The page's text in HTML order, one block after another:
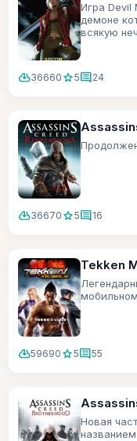
Игра Devil
демоне
всякую
cloud_download36660 star5comment24
cloud_download36670 star5comment16
Tekken
мобильном
cloud_download59690 star5comment55
Новая